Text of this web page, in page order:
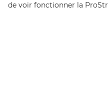
de voir fonctionner la